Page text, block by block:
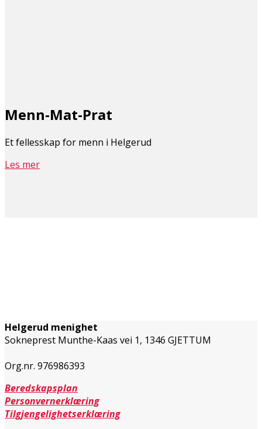
Menn-Mat-Prat
Et fellesskap for menn i Helgerud
Les mer
Helgerud menighet
Sokneprest Munthe-Kaas vei 1, 1346 GJETTUM
Org.nr. 976986393
Beredskapsplan
Personvernerklæring
Tilgjengelighetserklæring